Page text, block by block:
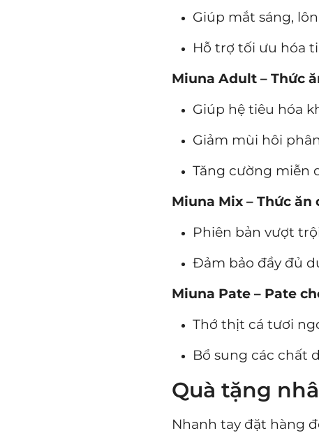
Giúp mắt sáng,
Hỗ trợ tối ưu hóa
Miuna Adult – Thức
Giúp hệ tiêu hóa
Giảm mùi hôi phân
Tăng cường miễn
Miuna Mix – Thức
Phiên bản vượt
Đảm bảo đầy đủ
Miuna Pate – Pate
Thớ thịt cá tươi
Bổ sung các chất
Quà tặng
Nhanh tay đặt hàng